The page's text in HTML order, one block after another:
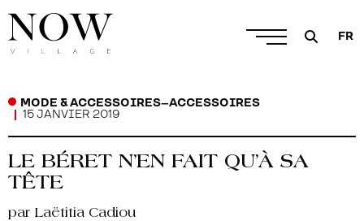
FR
MODE & ACCESSOIRES–ACCESSOIRES
15 JANVIER 2019
LE BÉRET N’EN FAIT QU’À SA
TÊTE
par Laëtitia Cadiou